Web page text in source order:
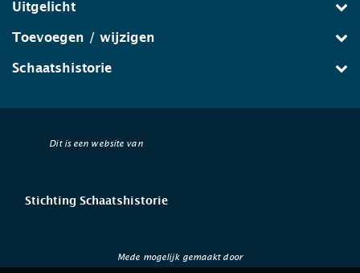
Uitgelicht
Toevoegen / wijzigen
Schaatshistorie
Dit is een website van
Stichting Schaatshistorie
Mede mogelijk gemaakt door